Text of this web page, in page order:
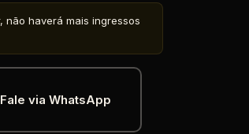
não haverá mais ingressos
via WhatsApp